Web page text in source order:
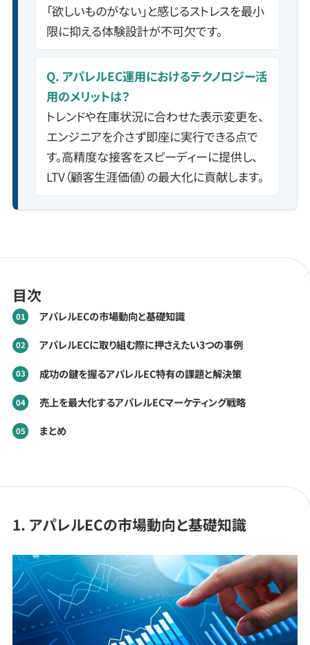
「欲しいものがない」と感じるストレスを最小
限に抑える体験設計が不可欠です。
Q. アパレルEC運用におけるテクノロジー活
用のメリットは？
トレンドや在庫状況に合わせた表示変更を、
エンジニアを介さず即座に実行できる点で
す。高精度な接客をスピーディーに提供し、
LTV（顧客生涯価値）の最大化に貢献します。
目次
アパレルECの市場動向と基礎知識
アパレルECに取り組む際に押さえたい3つの事例
成功の鍵を握るアパレルEC特有の課題と解決策
売上を最大化するアパレルECマーケティング戦略
まとめ
1. アパレルECの市場動向と基礎知識